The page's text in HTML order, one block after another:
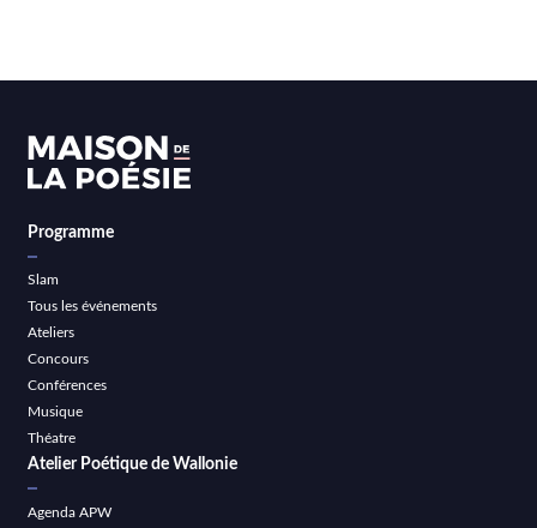
Programme
Slam
Tous les événements
Ateliers
Concours
Conférences
Musique
Théatre
Atelier Poétique de Wallonie
Agenda APW